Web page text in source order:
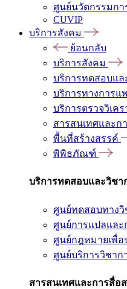
ศูนย์นวัตกรรมกา
CUVIP
บริการสังคม
ย้อนกลับ
บริการสังคม
บริการทดสอบแล
บริการทางการแ
บริการตรวจวิเค
สารสนเทศและก
พื้นที่สร้างสรรค์
พิพิธภัณฑ์
บริการทดสอบและวิชา
ศูนย์ทดสอบทางวิ
ศูนย์การแปลและ
ศูนย์กฎหมายเพื่
ศูนย์บริการวิชา
สารสนเทศและการสื่อ